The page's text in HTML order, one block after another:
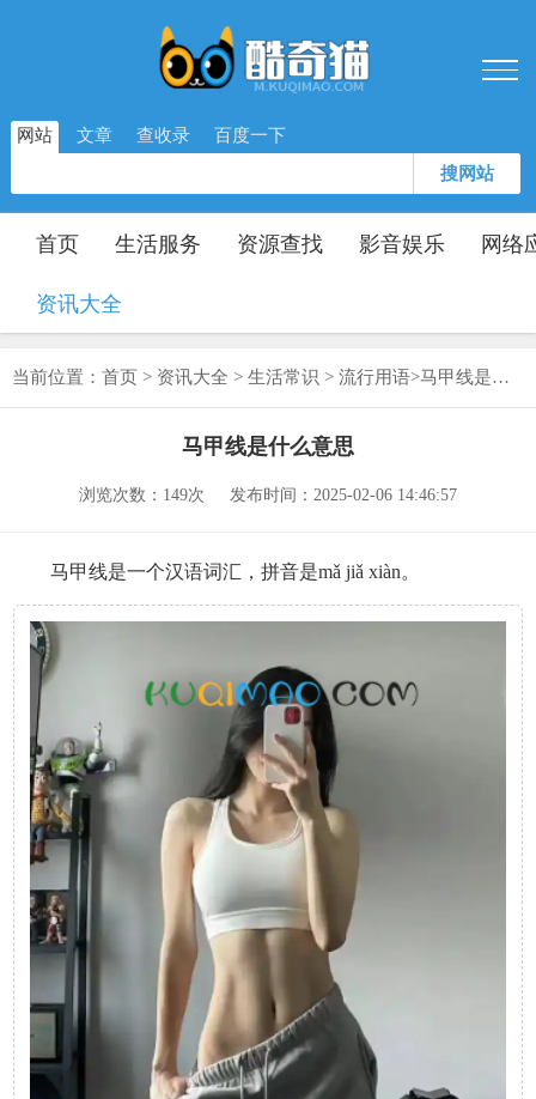
网站 文章 查收录 百度一下
搜网站
首页 生活服务 资源查找 影音娱乐 网络
资讯大全
当前位置： 首页 > 资讯大全 > 生活常识 > 流行用语>马甲线是什么意思
马甲线是什么意思
浏览次数： 149次 发布时间：2025-02-06 14:46:57
马甲线是一个汉语词汇，拼音是mǎ jiǎ xiàn。